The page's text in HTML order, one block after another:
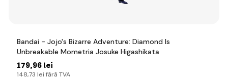
Bandai - Jojo's Bizarre Adventure: Diamond Is
Unbreakable Mometria Josuke Higashikata
179,96 lei
148,73 lei fără TVA